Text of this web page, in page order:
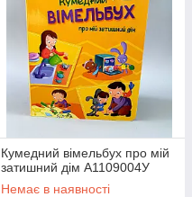
Кумедний вімельбух про мій
затишний дім А1109004У
Немає в наявності